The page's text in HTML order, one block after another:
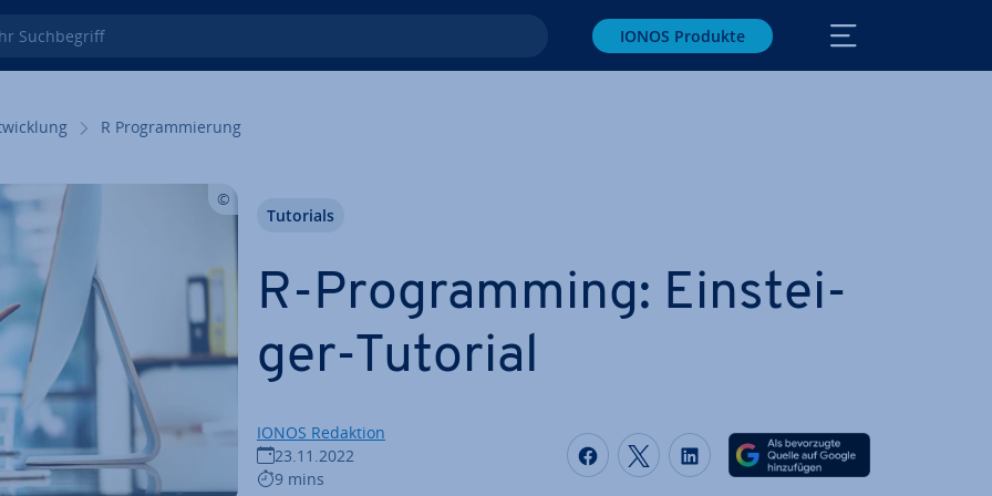
Such­be­griff IONOS Produkte
R Pro­gram­mie­rung
R-Pro­gramming: Ein­stei­
ger-Tutorial
IONOS Redaktion
23.11.2022
9 mins
Auf Facebook teilen
Auf Twitter teilen
Auf LinkedIn teilen
Tutorials